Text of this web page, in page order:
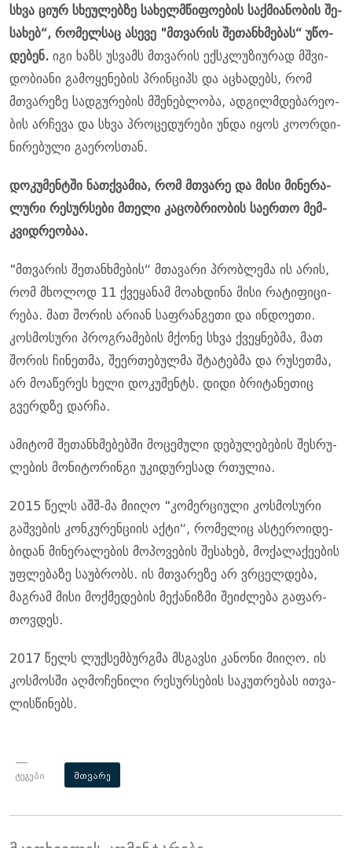
სხვა ციურ სხე­უ­ლებ­ზე სა­ხელ­მწი­ფო­ე­ბის საქ­მი­ა­ნო­ბის შე­
სა­ხებ“, რო­მელ­საც ასე­ვე "მთვა­რის შე­თან­ხმე­ბას“ უწო­
დე­ბენ. იგი ხაზს უს­ვამს მთვა­რის ექ­სკლუ­ზი­უ­რად მშვი­
დო­ბი­ა­ნი გა­მო­ყე­ნე­ბის პრინ­ციპს და აცხა­დებს, რომ
მთვა­რე­ზე სად­გუ­რე­ბის მშე­ნებ­ლო­ბა, ად­გილმდე­ბა­რე­ო­
ბის არ­ჩე­ვა და სხვა პრო­ცე­დუ­რე­ბი უნდა იყოს კო­ორ­დი­
ნი­რე­ბუ­ლი გა­ე­როს­თან.
დო­კუ­მენ­ტში ნათ­ქვა­მია, რომ მთვა­რე და მისი მი­ნე­რა­
ლუ­რი რე­სურ­სე­ბი მთე­ლი კა­ცობ­რი­ო­ბის სა­ერ­თო მემ­
კვიდ­რე­ო­ბაა.
"მთვა­რის შე­თან­ხმე­ბის“ მთა­ვა­რი პრობ­ლე­მა ის არის,
რომ მხო­ლოდ 11 ქვე­ყა­ნამ მო­ახ­დი­ნა მისი რა­ტი­ფი­ცი­
რე­ბა. მათ შო­რის არი­ან საფ­რან­გე­თი და ინ­დო­ე­თი.
კოს­მო­სუ­რი პროგ­რა­მე­ბის მქო­ნე სხვა ქვეყ­ნებ­მა, მათ
შო­რის ჩი­ნეთ­მა, შე­ერ­თე­ბულ­მა შტა­ტებ­მა და რუ­სეთ­მა,
არ მო­ა­წე­რეს ხელი დო­კუ­მენტს. დიდი ბრი­ტა­ნე­თიც
გვერ­დზე დარ­ჩა.
ამი­ტომ შე­თან­ხმე­ბებ­ში მო­ცე­მუ­ლი დე­ბუ­ლე­ბე­ბის შეს­რუ­
ლე­ბის მო­ნი­ტო­რინ­გი უკი­დუ­რე­სად რთუ­ლია.
2015 წელს აშშ-მა მი­ი­ღო "კო­მერ­ცი­უ­ლი კოს­მო­სუ­რი
გაშ­ვე­ბის კონ­კუ­რენ­ცი­ის აქტი“, რო­მე­ლიც ას­ტე­რო­ი­დე­
ბი­დან მი­ნე­რა­ლე­ბის მო­პო­ვე­ბის შე­სა­ხებ, მო­ქა­ლა­ქე­ე­ბის
უფ­ლე­ბა­ზე სა­უბ­რობს. ის მთვა­რე­ზე არ ვრცელ­დე­ბა,
მაგ­რამ მისი მოქ­მე­დე­ბის მე­ქა­ნიზ­მი შე­იძ­ლე­ბა გა­ფარ­
თოვ­დეს.
2017 წელს ლუქ­სემ­ბურ­გმა მსგავ­სი კა­ნო­ნი მი­ი­ღო. ის
კოს­მოს­ში აღ­მო­ჩე­ნი­ლი რე­სურ­სე­ბის სა­კუთ­რე­ბას ით­ვა­
ლის­წი­ნებს.
ტეგები მთვარე